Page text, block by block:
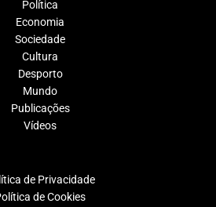
Política
Economia
Sociedade
Cultura
Desporto
Mundo
Publicações
Vídeos
de Privacidade
de Cookies